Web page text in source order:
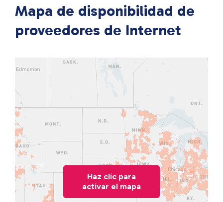
Mapa de disponibilidad de
proveedores de Internet
Haz clic para
activar el mapa